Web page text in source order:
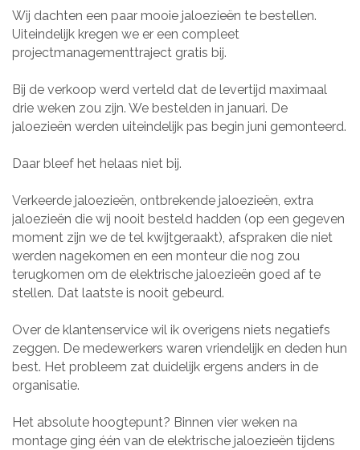
Wij dachten een paar mooie jaloezieën te bestellen.
Uiteindelijk kregen we er een compleet
projectmanagementtraject gratis bij.
Bij de verkoop werd verteld dat de levertijd maximaal
drie weken zou zijn. We bestelden in januari. De
jaloezieën werden uiteindelijk pas begin juni gemonteerd.
Daar bleef het helaas niet bij.
Verkeerde jaloezieën, ontbrekende jaloezieën, extra
jaloezieën die wij nooit besteld hadden (op een gegeven
moment zijn we de tel kwijtgeraakt), afspraken die niet
werden nagekomen en een monteur die nog zou
terugkomen om de elektrische jaloezieën goed af te
stellen. Dat laatste is nooit gebeurd.
Over de klantenservice wil ik overigens niets negatiefs
zeggen. De medewerkers waren vriendelijk en deden hun
best. Het probleem zat duidelijk ergens anders in de
organisatie.
Het absolute hoogtepunt? Binnen vier weken na
montage ging één van de elektrische jaloezieën tijdens